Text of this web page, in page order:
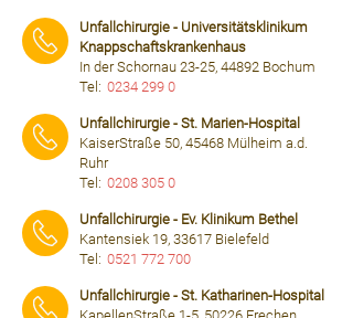
Unfallchirurgie - Universitätsklinikum
Knappschaftskrankenhaus
In der Schornau 23-25, 44892 Bochum
Tel: 0234 299 0
Unfallchirurgie - St. Marien-Hospital
KaiserStraße 50, 45468 Mülheim a.d.
Ruhr
Tel: 0208 305 0
Unfallchirurgie - Ev. Klinikum Bethel
Kantensiek 19, 33617 Bielefeld
Tel: 0521 772 700
Unfallchirurgie - St. Katharinen-Hospital